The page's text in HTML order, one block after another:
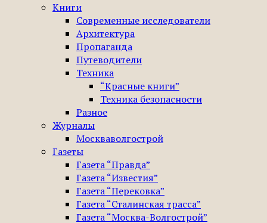
Книги
Современные исследователи
Архитектура
Пропаганда
Путеводители
Техника
“Красные книги”
Техника безопасности
Разное
Журналы
Москваволгострой
Газеты
Газета “Правда”
Газета “Известия”
Газета “Перековка”
Газета “Сталинская трасса”
Газета “Москва-Волгострой”